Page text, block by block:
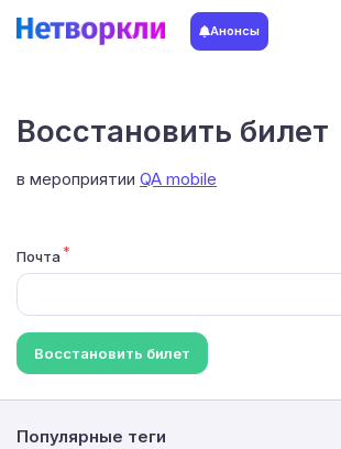
Анонсы
Восстановить билет
в мероприятии QA mobile
Почта
Восстановить билет
Популярные теги